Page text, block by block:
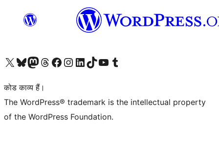
Visit our X (formerly Twitter) account
हमारे बलुस्की खाते पर जाएँVisit our Mastodon account
हमारे थ्रेड्स अकाउंट पर जाएंहमारे फेसबुक पेज पर जाएँहमारे इंस्टाग्राम अकाउंट पर जाएंहमारे लिंक्डइन खाते पर जाएँहमारे टिकटॉक खाते पर जाएँहमारे यूट्यूब चैनल पर जाएंहमारे Tumblr खाते पर जाएँ
कोड काव्य हैं।
The WordPress® trademark is the intellectual property
of the WordPress Foundation.